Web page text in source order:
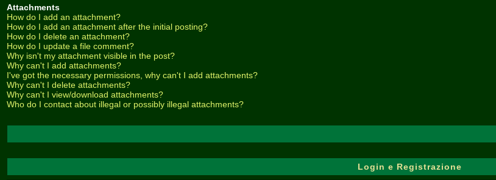
Attachments
How do I add an attachment?
How do I add an attachment after the initial posting?
How do I delete an attachment?
How do I update a file comment?
Why isn't my attachment visible in the post?
Why can't I add attachments?
I've got the necessary permissions, why can't I add attachments?
Why can't I delete attachments?
Why can't I view/download attachments?
Who do I contact about illegal or possibly illegal attachments?
Login e Registrazione